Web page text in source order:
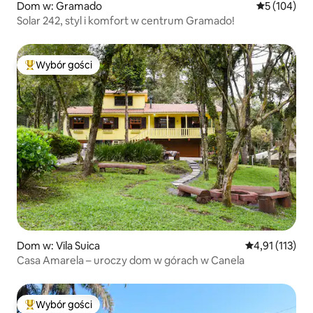
Dom w: Gramado Średnia
5 (104)
Solar 242, styl i komfort w centrum Gramado!
Najpopularniejsze z kategorii Wybór gości
Wybór gości
Dom w: Vila Suica Średnia
4,91 (113)
Casa Amarela – uroczy dom w górach w Canela
Najpopularniejsze z kategorii Wybór gości
Wybór gości